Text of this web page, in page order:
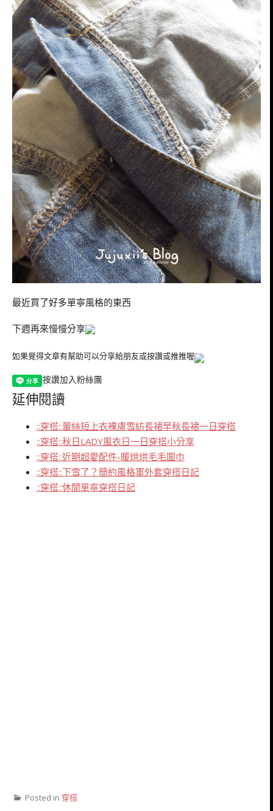
最近買了好多單寧風格的東西
下週再來慢慢分享
如果覺得文章有幫助可以分享給朋友或按讚或推推喔
按讚加入粉絲團
延伸閱讀
::穿搭::蕾絲短上衣裸膚雪紡長裙早秋長裙一日穿搭
::穿搭::秋日LADY風衣日一日穿搭小分享
::穿搭::近期超愛配件-暖烘烘毛毛圍巾
::穿搭::下雪了？簡約風格軍外套穿搭日記
::穿搭::休閒單寧穿搭日記
Posted in 穿搭